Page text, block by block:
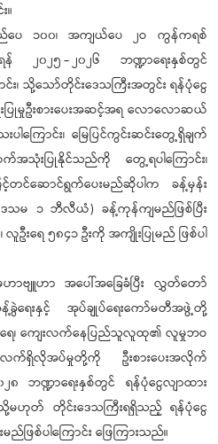
။
ပေ ၁၀၀၊ အကျယ်ပေ ၂ဝ ကွန်ကရစ်
၂၀၂၅ - ၂၀၂၆ ဘဏ္ဍာရေးနှစ်တွင်
း၊ သို့သော်တိုင်းဒေသကြီးအတွင်း ရန်ပုံငွေ
ြုမှုဦးစားပေးအဆင့်အရ လောလောဆယ်
ါကြောင်း၊ မြေပြင်ကွင်းဆင်းတွေ့ရှိချက်
သုံးပြုနိုင်သည်ကို တွေ့ရပါကြောင်း၊
င်ဆောင်ရွက်ပေးမည်ဆိုပါက ခန့်မှန်း
သမ ၁ ဘီလီယံ) ခန့်ကုန်ကျမည်ဖြစ်ပြီး
လူဦးရေ ၅၈၄၁ ဦးကို အကျိုးပြုမည် ဖြစ်ပါ
ဟာဗျူဟာ အပေါ်အခြေခံပြီး လွှတ်တော်
ခွဲရေးနှင့် အုပ်ချုပ်ရေးကော်မတီအဖွဲ့တို့
ဦးရေ၊ ကျေးလက်နေပြည်သူလူထု၏ လူမှုဘဝ
လက်ရှိလိုအပ်မှုတို့ကို ဦးစားပေးအလိုက်
၂၈ ဘဏ္ဍာရေးနှစ်တွင် ရန်ပုံငွေလျာထား
သို့မဟုတ် တိုင်းဒေသကြီးရရှိသည့် ရန်ပုံငွေ
ြစ်ပါကြောင်း ဖြေကြားသည်။